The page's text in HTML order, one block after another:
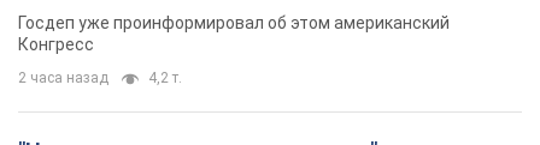
Госдеп уже проинформировал об этом американский
Конгресс
2 часа назад 4,2 т.